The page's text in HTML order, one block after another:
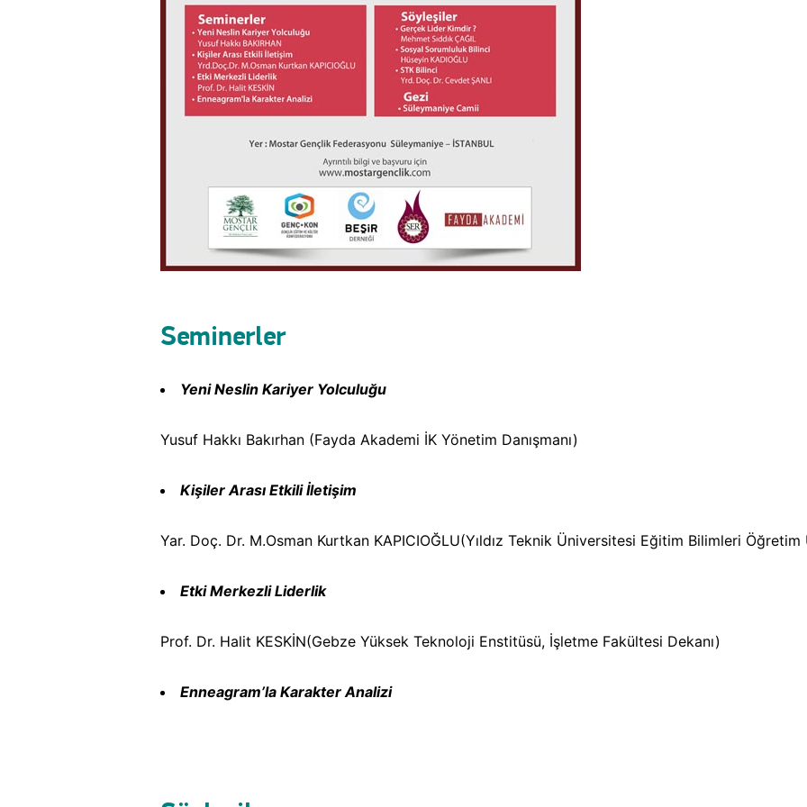
Seminerler
Yeni Neslin Kariyer Yolculuğu
Yusuf Hakkı Bakırhan (Fayda Akademi İK Yönetim Danışmanı)
Kişiler Arası Etkili İletişim
Yar. Doç. Dr. M.Osman Kurtkan KAPICIOĞLU(Yıldız Teknik Üniversitesi Eğitim Bilimleri Öğretim
Etki Merkezli Liderlik
Prof. Dr. Halit KESKİN(Gebze Yüksek Teknoloji Enstitüsü, İşletme Fakültesi Dekanı)
Enneagram’la Karakter Analizi